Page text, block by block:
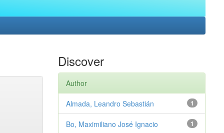
Discover
Author
1
Almada, Leandro Sebastián
1
Bo, Maximiliano José Ignacio